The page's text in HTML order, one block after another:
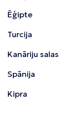
Ēģipte
Turcija
Kanāriju salas
Spānija
Kipra